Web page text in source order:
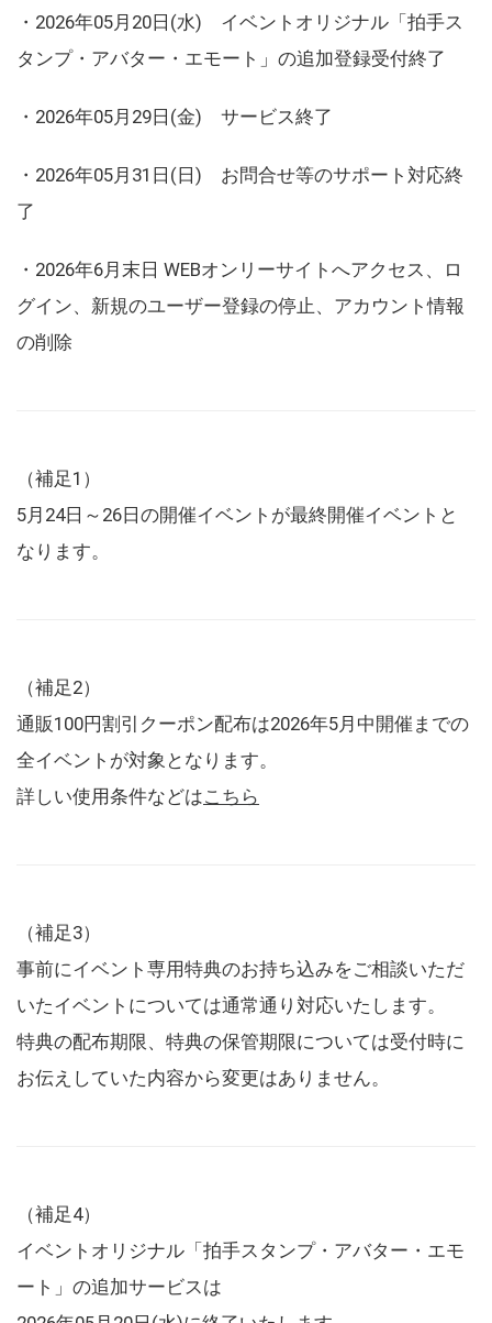
・2026年05月20日(水) イベントオリジナル「拍手ス
タンプ・アバター・エモート」の追加登録受付終了
・2026年05月29日(金) サービス終了
・2026年05月31日(日) お問合せ等のサポート対応終
了
・2026年6月末日 WEBオンリーサイトへアクセス、ロ
グイン、新規のユーザー登録の停止、アカウント情報
の削除
（補足1）
5月24日～26日の開催イベントが最終開催イベントと
なります。
（補足2）
通販100円割引クーポン配布は2026年5月中開催までの
全イベントが対象となります。
詳しい使用条件などはこちら
（補足3）
事前にイベント専用特典のお持ち込みをご相談いただ
いたイベントについては通常通り対応いたします。
特典の配布期限、特典の保管期限については受付時に
お伝えしていた内容から変更はありません。
（補足4）
イベントオリジナル「拍手スタンプ・アバター・エモ
ート」の追加サービスは